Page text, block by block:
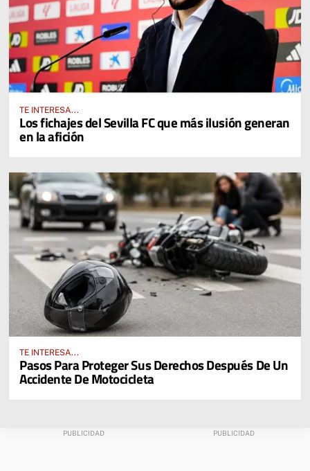
TE INTERESA...
Los fichajes del Sevilla FC que más ilusión generan
en la afición
TE INTERESA...
Pasos Para Proteger Sus Derechos Después De Un
Accidente De Motocicleta